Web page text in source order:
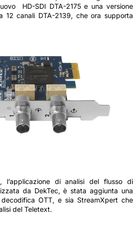
HD-SDI DTA-2175 e una versione
12 canali DTA-2139, che ora supporta
l’applicazione di analisi del flusso di
da DekTec, è stata aggiunta una
OTT, e sia StreamXpert che
del Teletext.